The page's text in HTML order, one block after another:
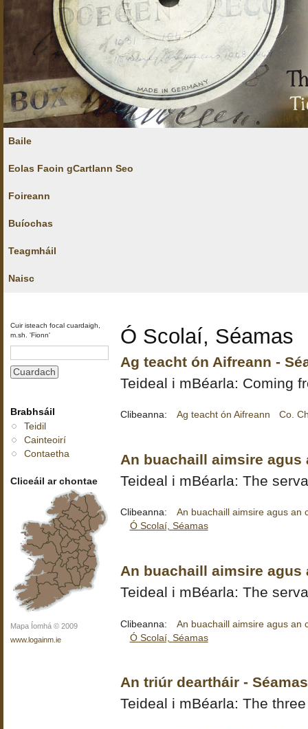
Baile
Eolas Faoin gCartlann Seo
Foireann
Buíochas
Teagmháil
Naisc
Cuir isteach focal cuardaigh,
m.sh. 'Fionn'
Brabhsáil
Teidil
Cainteoirí
Contaetha
Cliceáil ar chontae
Mapa Íomhá © 2009
www.logainm.ie
Ó Scolaí, Séamas
Ag teacht ón Aifreann -
Teideal i mBéarla: Coming
Clibeanna: Ag teacht ón Aifreann Co.
An buachaill aimsire agus
Teideal i mBéarla: The
Clibeanna:
An buachaill aimsire agus an
Ó Scolaí, Séamas
An buachaill aimsire agus
Teideal i mBéarla: The
Clibeanna:
An buachaill aimsire agus an
Ó Scolaí, Séamas
An triúr deartháir -
Teideal i mBéarla: The